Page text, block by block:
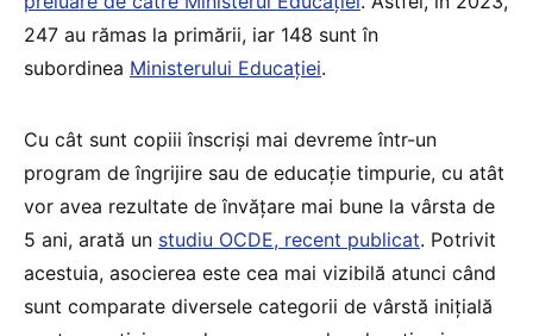
247 au rămas la primării, iar 148 sunt în
subordinea Ministerului Educației.
Cu cât sunt copiii înscriși mai devreme într-un
program de îngrijire sau de educație timpurie, cu atât
vor avea rezultate de învățare mai bune la vârsta de
5 ani, arată un studiu OCDE, recent publicat. Potrivit
acestuia, asocierea este cea mai vizibilă atunci când
sunt comparate diversele categorii de vârstă inițială